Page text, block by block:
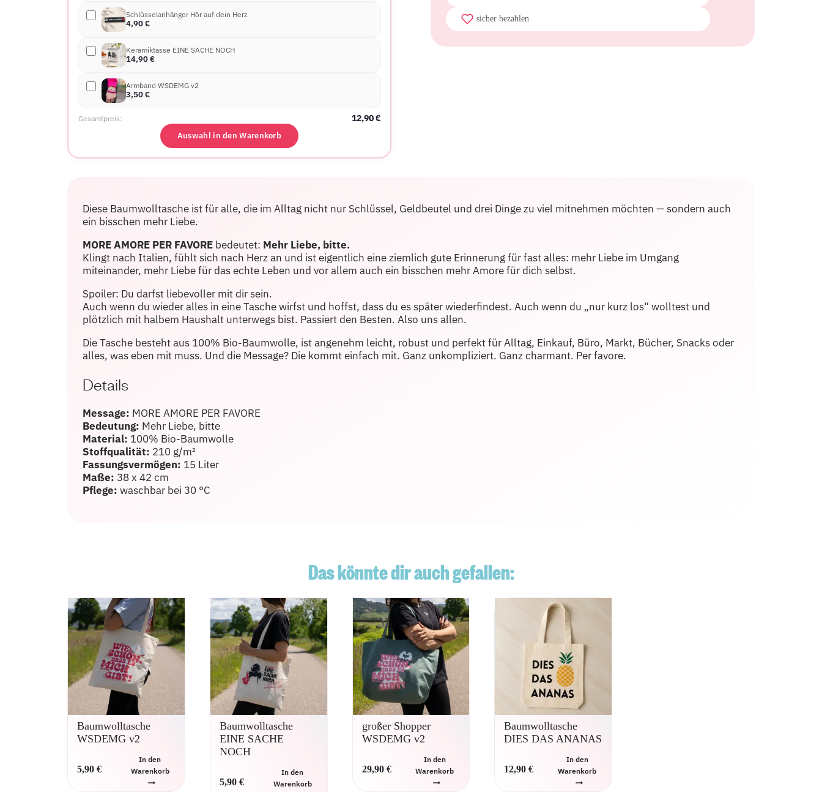
Schlüsselanhänger Hör auf dein Herz
4,90€
Keramiktasse EINE SACHE NOCH
14,90€
Armband WSDEMG v2
3,50€
Gesamtpreis: 12,90€
Auswahl in den Warenkorb
sicher bezahlen
Diese Baumwolltasche ist für alle, die im Alltag nicht nur Schlüssel, Geldbeutel und drei Dinge zu viel mitnehmen möchten — sondern auch
ein bisschen mehr Liebe.
MORE AMORE PER FAVORE bedeutet: Mehr Liebe, bitte.
Klingt nach Italien, fühlt sich nach Herz an und ist eigentlich eine ziemlich gute Erinnerung für fast alles: mehr Liebe im Umgang
miteinander, mehr Liebe für das echte Leben und vor allem auch ein bisschen mehr Amore für dich selbst.
Spoiler: Du darfst liebevoller mit dir sein.
Auch wenn du wieder alles in eine Tasche wirfst und hoffst, dass du es später wiederfindest. Auch wenn du „nur kurz los“ wolltest und
plötzlich mit halbem Haushalt unterwegs bist. Passiert den Besten. Also uns allen.
Die Tasche besteht aus 100% Bio-Baumwolle, ist angenehm leicht, robust und perfekt für Alltag, Einkauf, Büro, Markt, Bücher, Snacks oder
alles, was eben mit muss. Und die Message? Die kommt einfach mit. Ganz unkompliziert. Ganz charmant. Per favore.
Details
Message: MORE AMORE PER FAVORE
Bedeutung: Mehr Liebe, bitte
Material: 100% Bio-Baumwolle
Stoffqualität: 210 g/m²
Fassungsvermögen: 15 Liter
Maße: 38 x 42 cm
Pflege: waschbar bei 30 °C
Das könnte dir auch gefallen:
Baumwolltasche
WSDEMG v2
5,90 €
In den
Warenkorb
Baumwolltasche
EINE SACHE
NOCH
5,90 €
In den
Warenkorb
großer Shopper
WSDEMG v2
29,90 €
In den
Warenkorb
Baumwolltasche
DIES DAS ANANAS
12,90€
In den
Warenkorb